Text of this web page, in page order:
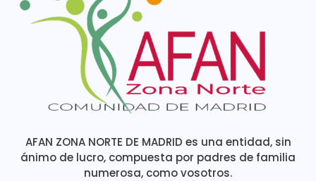
AFAN ZONA NORTE DE MADRID es una entidad, sin
ánimo de lucro, compuesta por padres de familia
numerosa, como vosotros.